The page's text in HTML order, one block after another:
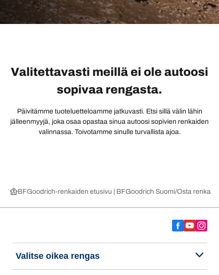
Valitettavasti meillä ei ole autoosi
sopivaa rengasta.
Päivitämme tuoteluetteloamme jatkuvasti. Etsi sillä välin lähin
jälleenmyyjä, joka osaa opastaa sinua autoosi sopivien renkaiden
valinnassa. Toivotamme sinulle turvallista ajoa.
BFGoodrich-renkaiden etusivu | BFGoodrich Suomi Osta renkaat
Valitse oikea rengas